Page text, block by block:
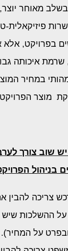
בשלב מאוחר
פיזיקאלית-
בפרויקט,
איכותה
מהותי במחיר
מוצר
יש שוב צורך
בניהול
צריכה להבין את
ההשלכות שיש
על המחיר).